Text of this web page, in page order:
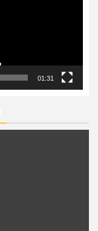
01:31